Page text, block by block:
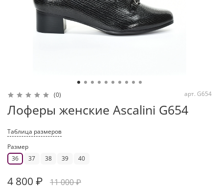
(0) арт. G654
Лоферы женские Ascalini G654
Таблица размеров
Размер
36
37 38 39 40
4 800 ₽ 11 000 ₽